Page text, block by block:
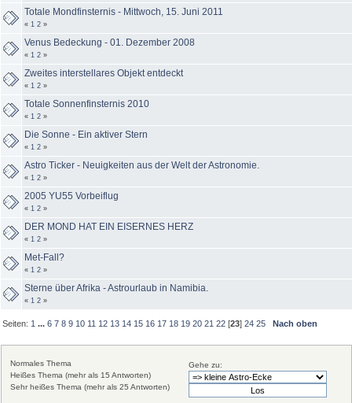
Totale Mondfinsternis - Mittwoch, 15. Juni 2011
« 1 2 »
Venus Bedeckung - 01. Dezember 2008
« 1 2 »
Zweites interstellares Objekt entdeckt
« 1 2 »
Totale Sonnenfinsternis 2010
« 1 2 »
Die Sonne - Ein aktiver Stern
« 1 2 »
Astro Ticker - Neuigkeiten aus der Welt der Astronomie.
« 1 2 »
2005 YU55 Vorbeiflug
« 1 2 »
DER MOND HAT EIN EISERNES HERZ
« 1 2 »
Met-Fall?
« 1 2 »
Sterne über Afrika - Astrourlaub in Namibia.
« 1 2 »
Seiten: 1 ...6 7 8 9 10 11 12 13 14 15 16 17 18 19 20 21 22 [23]24 25 Nach oben
Gehe zu:
Normales Thema
Heißes Thema (mehr als 15 Antworten)
Sehr heißes Thema (mehr als 25 Antworten)